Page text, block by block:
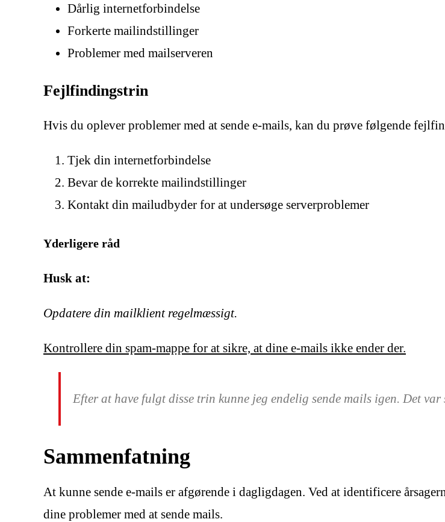
Dårlig internetforbindelse
Forkerte mailindstillinger
Problemer med mailserveren
Fejlfindingstrin
Hvis du oplever problemer med at sende e-mails, kan du prøve følgende
Tjek din internetforbindelse
Bevar de korrekte mailindstillinger
Kontakt din mailudbyder for at undersøge serverproblemer
Yderligere råd
Husk at:
Opdatere din mailklient regelmæssigt.
Kontrollere din spam-mappe for at sikre, at dine e-mails ikke ender der.
Efter at have fulgt disse trin kunne jeg endelig sende mails igen. Det
Sammenfatning
At kunne sende e-mails er afgørende i dagligdagen. Ved at identificere
dine problemer med at sende mails.